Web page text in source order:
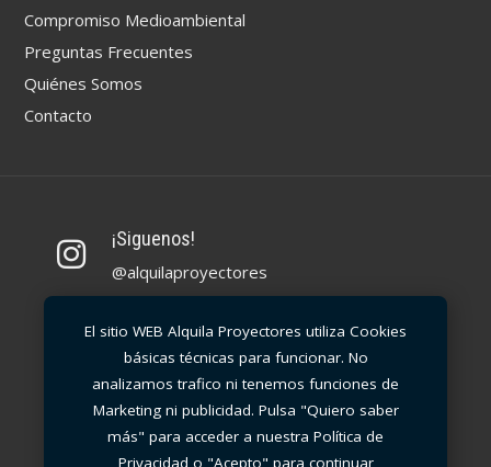
El sitio WEB Alquila Proyectores utiliza Cookies
básicas técnicas para funcionar. No
analizamos trafico ni tenemos funciones de
Marketing ni publicidad. Pulsa "Quiero saber
más" para acceder a nuestra Política de
Privacidad o "Acepto" para continuar
Compromiso Medioambiental
Preguntas Frecuentes
Quiénes Somos
Contacto
¡Siguenos!
@alquilaproyectores
Llámanos
91 99 30 212
Escríbenos
info@alquilaproyectores.com